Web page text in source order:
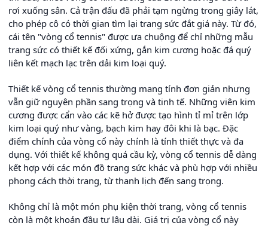
rơi xuống sân. Cả trận đấu đã phải tạm ngừng trong giây lát,
cho phép cô có thời gian tìm lại trang sức đắt giá này. Từ đó,
cái tên "vòng cổ tennis" được ưa chuộng để chỉ những mẫu
trang sức có thiết kế đối xứng, gắn kim cương hoặc đá quý
liên kết mạch lạc trên dải kim loại quý.
Thiết kế vòng cổ tennis thường mang tính đơn giản nhưng
vẫn giữ nguyên phần sang trọng và tinh tế. Những viên kim
cương được cẩn vào các kẽ hở được tạo hình tỉ mỉ trên lớp
kim loại quý như vàng, bạch kim hay đôi khi là bạc. Đặc
điểm chính của vòng cổ này chính là tính thiết thực và đa
dụng. Với thiết kế không quá cầu kỳ, vòng cổ tennis dễ dàng
kết hợp với các món đồ trang sức khác và phù hợp với nhiều
phong cách thời trang, từ thanh lịch đến sang trọng.
Không chỉ là một món phụ kiện thời trang, vòng cổ tennis
còn là một khoản đầu tư lâu dài. Giá trị của vòng cổ này